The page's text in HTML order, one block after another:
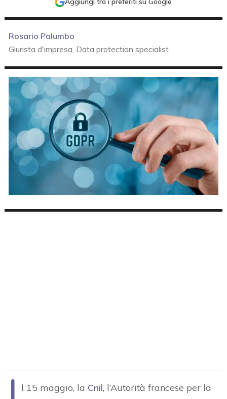
Rosario Palumbo
Giurista d'impresa, Data protection specialist
l 15 maggio, la Cnil, l’Autorità francese per la